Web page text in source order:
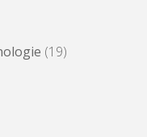
(19)